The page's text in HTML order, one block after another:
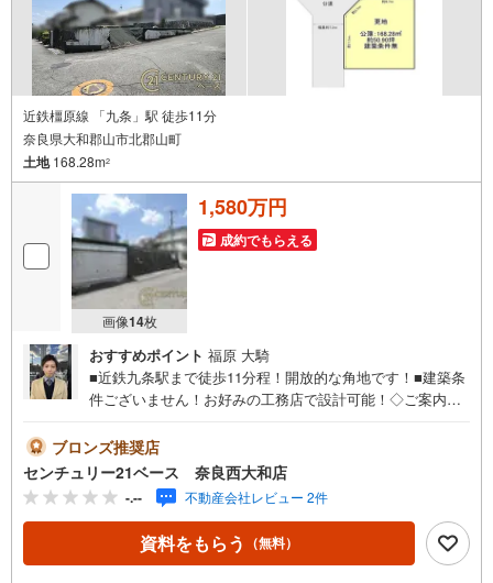
近鉄橿原線 「九条」駅 徒歩11分
奈良県大和郡山市北郡山町
土地168.28m2
画像14枚
1,580万円
成約でもらえる
おすすめポイント 福原 大騎
■近鉄九条駅まで徒歩11分程！開放的な角地です！■建築条
件ございません！お好みの工務店で設計可能！◇ご案内に
間でもご見学可！・今から見たい！というお声にもご対応
できます！◇住宅ローンもお任せください！◇・提携銀行
多数あり（地方銀行・都市銀行・信用金庫etc）・優遇後適
用金利 0.875％～（審査内容により異なります）--- ◇◇ Ya
hoo！不動産キャンペーン対象店舗 ◇◇ ----当店で物件を成
約いただくとPayPayボーナスライトがもらえる【Yahoo！
ブロンズ推奨店
センチュリー21ベース 奈良西大和店
-.-- 不動産会社レビュー 2件
資料をもらう （無料）